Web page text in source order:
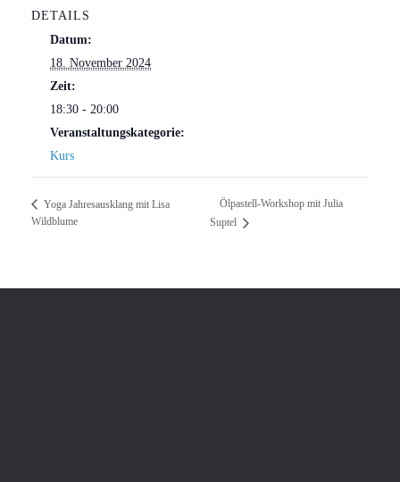
DETAILS
Datum:
18. November 2024
Zeit:
18:30 - 20:00
Veranstaltungskategorie:
Kurs
Yoga Jahresausklang mit Lisa
Wildblume
Ölpastell-Workshop mit Julia
Suptel